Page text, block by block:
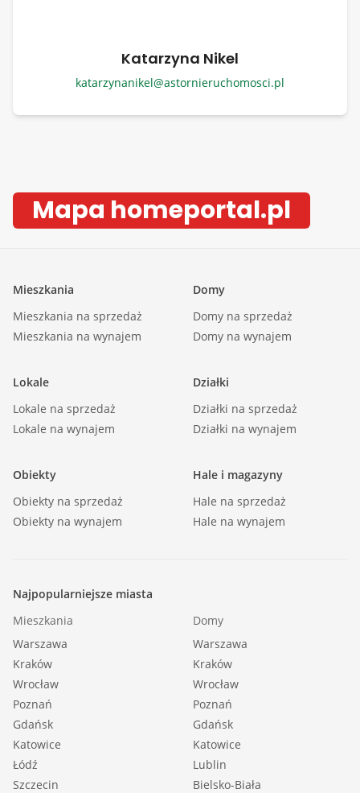
Katarzyna Nikel
katarzynanikel@astornieruchomosci.pl
Mapa homeportal.pl
Mieszkania
Mieszkania na sprzedaż
Mieszkania na wynajem
Domy
Domy na sprzedaż
Domy na wynajem
Lokale
Lokale na sprzedaż
Lokale na wynajem
Działki
Działki na sprzedaż
Działki na wynajem
Obiekty
Obiekty na sprzedaż
Obiekty na wynajem
Hale i magazyny
Hale na sprzedaż
Hale na wynajem
Najpopularniejsze miasta
Mieszkania
Warszawa
Kraków
Wrocław
Poznań
Gdańsk
Katowice
Łódź
Szczecin
Domy
Warszawa
Kraków
Wrocław
Poznań
Gdańsk
Katowice
Lublin
Bielsko-Biała